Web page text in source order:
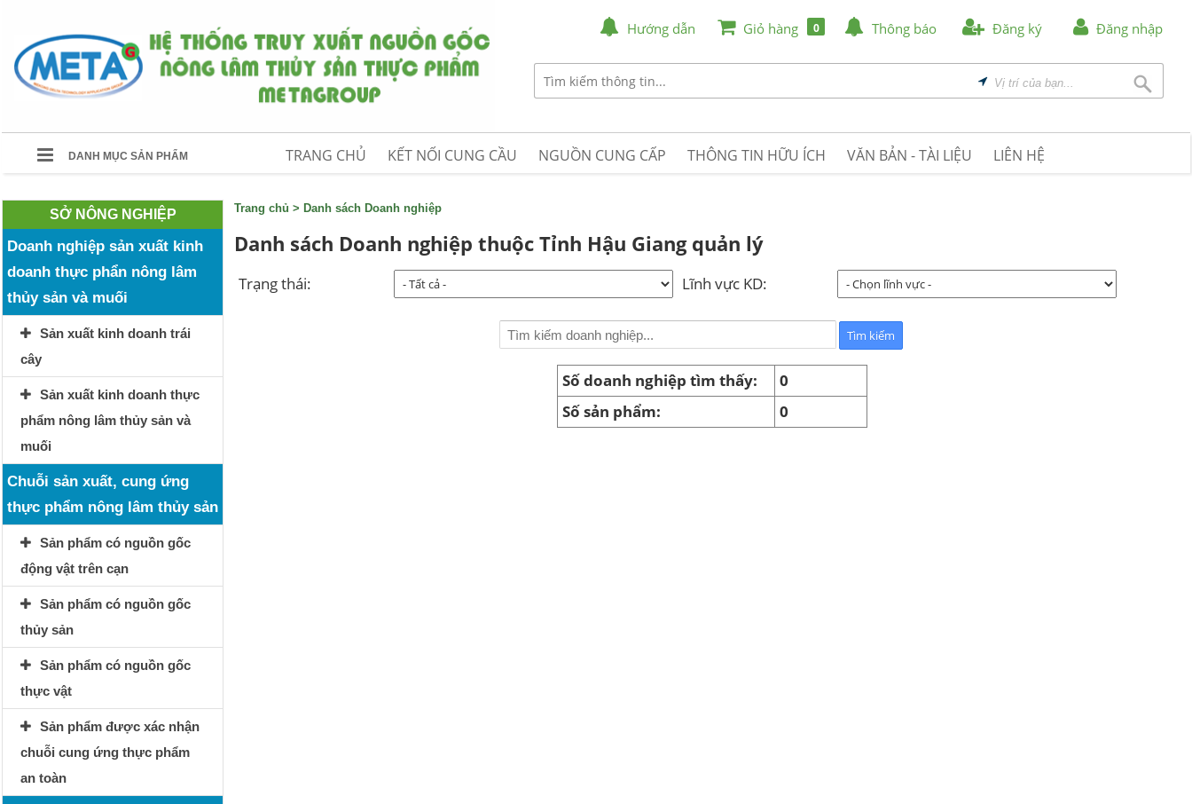
Hướng dẫn Giỏ hàng 0 Thông báo Đăng ký Đăng nhập
DANH MỤC SẢN PHẨM TRANG CHỦ KẾT NỐI CUNG CẦU NGUỒN CUNG CẤP THÔNG TIN HỮU ÍCH VĂN BẢN - TÀI LIỆU LIÊN HỆ
SỞ NÔNG NGHIỆP
Doanh nghiệp sản xuất kinh
doanh thực phẩn nông lâm
thủy sản và muối
Sản xuất kinh doanh trái
cây
Sản xuất kinh doanh thực
phẩm nông lâm thủy sản và
muối
Chuỗi sản xuất, cung ứng
thực phẩm nông lâm thủy sản
Sản phẩm có nguồn gốc
động vật trên cạn
Sản phẩm có nguồn gốc
thủy sản
Sản phẩm có nguồn gốc
thực vật
Sản phẩm được xác nhận
chuỗi cung ứng thực phẩm
an toàn
Trang chủ > Danh sách Doanh nghiệp
Danh sách Doanh nghiệp thuộc Tỉnh Hậu Giang quản lý
Trạng thái: Lĩnh vực KD:
Số doanh nghiệp tìm thấy:
0
Số sản phẩm:
0